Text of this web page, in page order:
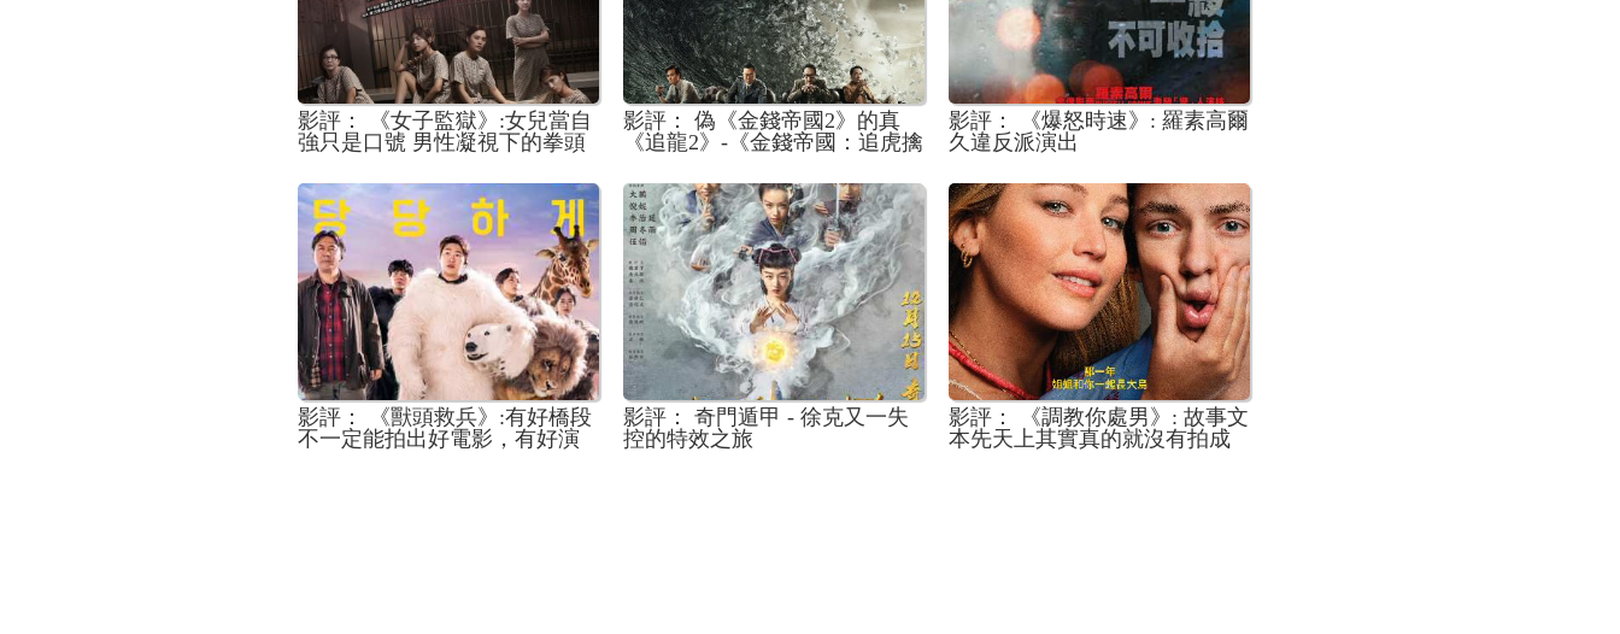
影評： 《女子監獄》:女兒當自
強只是口號 男性凝視下的拳頭
影評： 偽《金錢帝國2》的真
《追龍2》-《金錢帝國：追虎擒
影評： 《爆怒時速》: 羅素高爾
久違反派演出
影評： 《獸頭救兵》:有好橋段
不一定能拍出好電影，有好演
影評： 奇門遁甲 - 徐克又一失
控的特效之旅
影評： 《調教你處男》: 故事文
本先天上其實真的就沒有拍成